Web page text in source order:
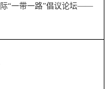
“一带一路”倡议论坛——